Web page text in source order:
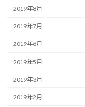
2019年8月
2019年7月
2019年6月
2019年5月
2019年3月
2019年2月